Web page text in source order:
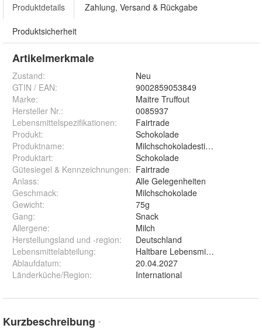
Produktdetails Zahlung, Versand & Rückgabe
Produktsicherheit
Artikelmerkmale
Zustand:
Neu
GTIN / EAN:
9002859053849
Marke:
Maitre Truffout
Hersteller Nr.:
0085937
Lebensmittelspezifikationen:
Fairtrade
Produkt:
Schokolade
Produktname:
Milchschokoladesticks
Produktart:
Schokolade
Gütesiegel & Kennzeichnungen: Fairtrade
Anlass:
Alle Gelegenheiten
Geschmack:
Milchschokolade
Gewicht:
75g
Gang:
Snack
Allergene:
Milch
Herstellungsland und -region:
Deutschland
Lebensmittelabteilung:
Haltbare Lebensmittel
Ablaufdatum:
20.04.2027
Länderküche/Region: International
Kurzbeschreibung *